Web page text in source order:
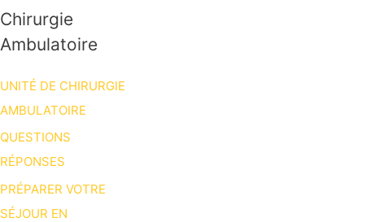
Chirurgie
Ambulatoire
UNITÉ DE CHIRURGIE
AMBULATOIRE
QUESTIONS
RÉPONSES
PRÉPARER VOTRE
SÉJOUR EN